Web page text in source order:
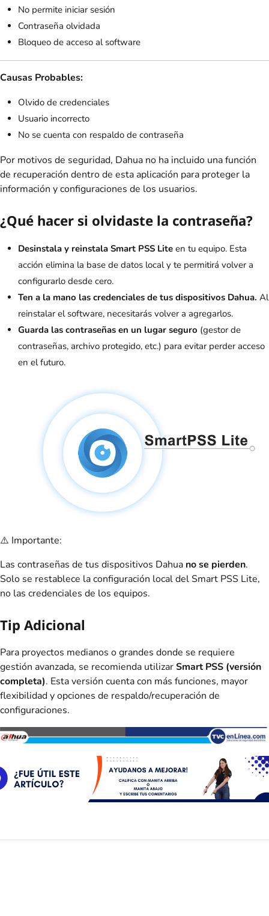
No permite iniciar sesión
Contraseña olvidada
Bloqueo de acceso al software
Causas Probables:
Olvido de credenciales
Usuario incorrecto
No se cuenta con respaldo de contraseña
Por motivos de seguridad, Dahua no ha incluido una función
de recuperación dentro de esta aplicación para proteger la
información y configuraciones de los usuarios.
¿Qué hacer si olvidaste la contraseña?
Desinstala y reinstala Smart PSS Lite en tu equipo. Esta
acción elimina la base de datos local y te permitirá volver a
configurarlo desde cero.
Ten a la mano las credenciales de tus dispositivos Dahua. Al
reinstalar el software, necesitarás volver a agregarlos.
Guarda las contraseñas en un lugar seguro (gestor de
contraseñas, archivo protegido, etc.) para evitar perder acceso
en el futuro.
⚠️ Importante:
Las contraseñas de tus dispositivos Dahua no se pierden.
Solo se restablece la configuración local del Smart PSS Lite,
no las credenciales de los equipos.
Tip Adicional
Para proyectos medianos o grandes donde se requiere
gestión avanzada, se recomienda utilizarSmart PSS (versión
completa). Esta versión cuenta con más funciones, mayor
flexibilidad y opciones de respaldo/recuperación de
configuraciones.